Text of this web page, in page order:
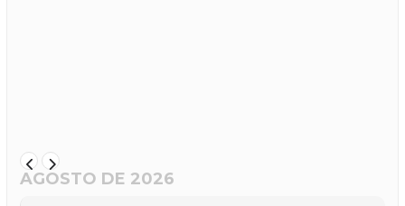
AGOSTO DE 2026